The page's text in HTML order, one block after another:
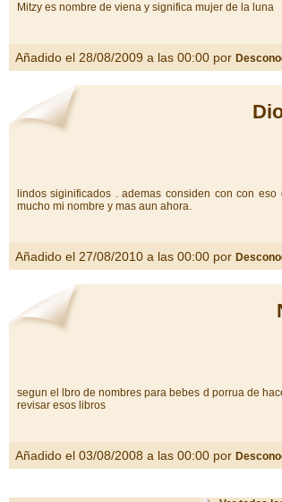
Mitzy es nombre de viena y significa mujer de la luna
Añadido el 28/08/2009 a las 00:00 por
lindos siginificados . ademas considen con con
mucho mi nombre y mas aun ahora.
Añadido el 27/08/2010 a las 00:00 por
segun el lbro de nombres para bebes d porrua de
revisar esos libros
Añadido el 03/08/2008 a las 00:00 por